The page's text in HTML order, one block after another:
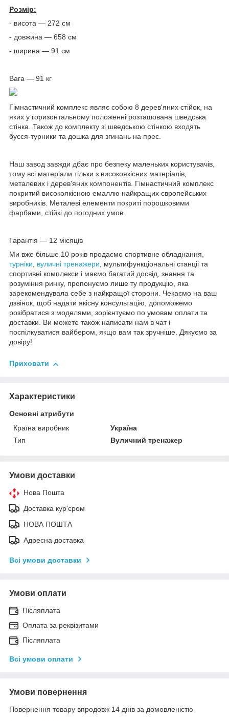
Розмір:
- висота — 272 см
- довжина — 658 см
- ширина — 91 см
Вага — 91 кг
Гімнастичний комплекс являє собою 8 дерев'яних стійок, на
яких у горизонтальному положенні розташована шведська
стінка. Також до комплекту зі шведською стінкою входять
бусся-турники та дошка для згинань на прес.
Наш завод завжди дбає про безпеку маленьких користувачів,
тому всі матеріали тільки з високоякісних матеріалів,
металевих і дерев'яних компонентів. Гімнастичний комплекс
покритий високоякісною емаллю найкращих європейських
виробників. Металеві елементи покриті порошковими
фарбами, стійкі до погодних умов.
Гарантія — 12 місяців
Ми вже більше 10 років продаємо спортивне обладнання,
турніки, вуличні тренажери, мультифункціональні станціі та
спортивні комплекси і маємо багатий досвід, знання та
розуміння ринку, пропонуємо лише ту продукцію, яка
зарекомендувала себе з найкращої сторони. Чекаємо на ваш
дзвінок, щоб надати якісну консультацію, допоможемо
розібратися з моделями, зорієнтуємо по умовам оплати та
доставки. Ви можете також написати нам в чат і
поспілкуватися вайбером, якщо вам так зручніше. Дякуємо за
довіру!
Приховати
Характеристики
Основні атрибути
Країна виробник
Україна
Тип
Вуличний тренажер
Умови доставки
Нова Пошта
Доставка кур'єром
НОВА ПОШТА
Адресна доставка
Всі умови доставки
Умови оплати
Післяплата
Оплата за реквізитами
Післяплата
Всі умови оплати
Умови повернення
Повернення товару впродовж 14 днів за домовленістю